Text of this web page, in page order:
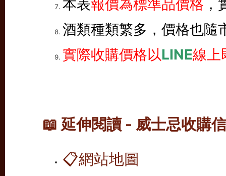
本表報價為標準品價格
酒類種類繁多，價格也隨
實際收購價格以LINE線上
📖 延伸閱讀 - 威士忌收購
📋網站地圖